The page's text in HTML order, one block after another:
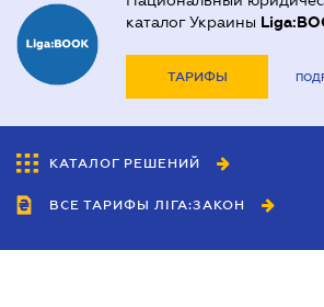
каталог Украины
ТАРИФЫ
КАТАЛОГ РЕШЕНИЙ
ВСЕ ТАРИФЫ ЛІГА:ЗАКОН